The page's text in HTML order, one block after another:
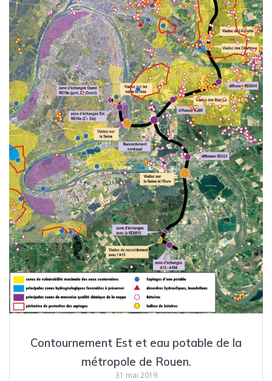
Contournement Est et eau potable de la
métropole de Rouen.
31 mai 2019